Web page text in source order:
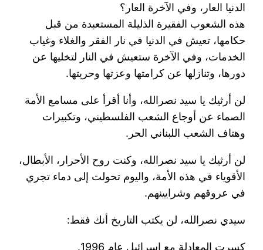
الدنيا العار، وفي الآخرة العار؟
هذه الشعوب الفقيرة الذليلة المستعبدة من قبل
حكامها، تعيش في الدنيا في نار الفقر والغلاء وغياب
الخدمات، وفي الآخرة ستعيش في النار لتخليها عن
دورها، وتنازلها عن كرامتها وعزتها وحريتها.
لن أرثيك يا سيد نصرالله، وأنا أقرأ على مسامع الأمة
الصماء عن أوجاع الشعب الفلسطيني، وتكبيرات
وهتاف الشعب اللبناني الحر.
لن أرثيك يا سيد نصرالله، وكنت روح الأحرار، الأبطال،
الأقوياء في هذه الأمة، واليوم تحولت إلى دماء تجري
في عروقهم وشرايينهم.
سيدي نصرالله، لن يكتب التاريخ أنك فقط:
كسرت المعادلة مع إسرائيل عام 1996.